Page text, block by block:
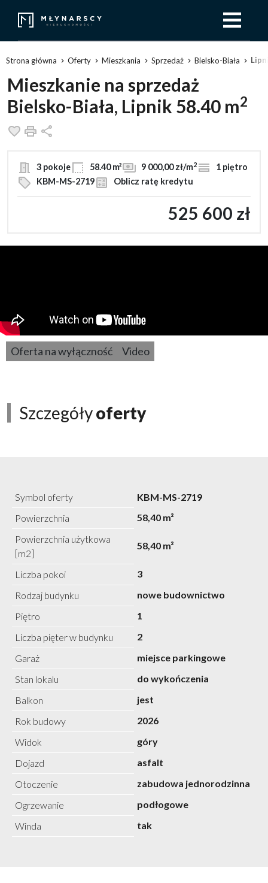
Strona główna Oferty Mieszkania Sprzedaż Bielsko-Biała
Mieszkanie na sprzedaż
Bielsko-Biała, Lipnik 58.40 m2
Dodaj do ulubionych
Drukuj
3 pokoje 58.40 m² 9 000,00 zł/m2
1 piętro
KBM-MS-2719
Oblicz ratę kredytu
525 600 zł
Oferta na wyłączność Video
Szczegółyoferty
Symbol oferty
KBM-MS-2719
Powierzchnia
58,40 m²
Powierzchnia użytkowa
[m2]
58,40 m²
Liczba pokoi
3
Rodzaj budynku
nowe budownictwo
Piętro
1
Liczba pięter w budynku
2
Garaż
miejsce parkingowe
Stan lokalu
do wykończenia
Balkon
jest
Rok budowy
2026
Widok
góry
Dojazd
asfalt
Otoczenie
zabudowa jednorodzinna
Ogrzewanie
podłogowe
Winda
tak